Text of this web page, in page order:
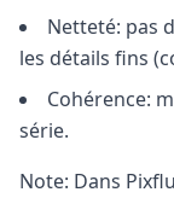
Netteté: pas
les détails fins
Cohérence:
série.
Note: Dans